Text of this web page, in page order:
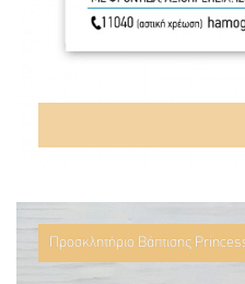
Προσκλητήριο Βάπτισης